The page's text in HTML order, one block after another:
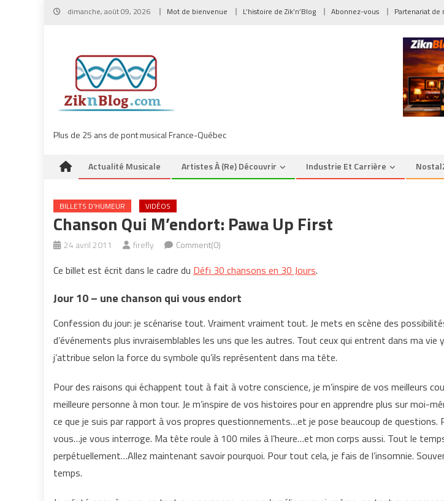
Skip
dimanche, août 09, 2026 Mot de bienvenue L’histoire de Zik’n’Blog Abonnez-vous Partenariat de
Plus de 25 ans de pont musical France-Québec
Actualité Musicale Artistes À (re) Découvrir Industrie Et Carrière
BILLETS D'HUMEUR VIDÉOS
Chanson Qui M’endort: Pawa Up First
24 avril 2011 firefly Comment(0)
Ce billet est écrit dans le cadre du Défi 30 chansons en 30 Jours.
Jour 10 – une chanson qui vous endort
Confession du jour: je scénarise tout. Vraiment vraiment tout. Je mets en scène des
d’événements plus invraisemblables les uns que les autres. Tout ceux qui entrent dans ma vie
j’attribue selon la force du symbole qu’ils représentent dans ma tête.
Pour des raisons qui échappent tout à fait à votre conscience, je m’inspire de vos meilleurs
meilleure personne à mon tour. Je m’inspire de vos histoires pour en apprendre plus sur moi-
ce que je suis par rapport à vos propres questionnements…et je pose beaucoup de questions.
vous…je vous interroge. Ma tête roule à 100 miles à l’heure…et mon corps aussi. Tout le
perpétuellement…Allez maintenant savoir pourquoi. Pour tout cela, je fais de l’insomnie.
temps.